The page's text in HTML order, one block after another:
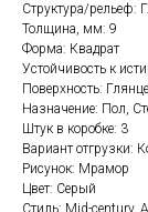
Структура/рельеф:
Толщина, мм: 9
Форма: Квадрат
Устойчивость к
Поверхность:
Назначение: Пол,
Штук в коробке: 3
Вариант отгрузки:
Рисунок: Мрамор
Цвет: Серый
Стиль: Mid-century,